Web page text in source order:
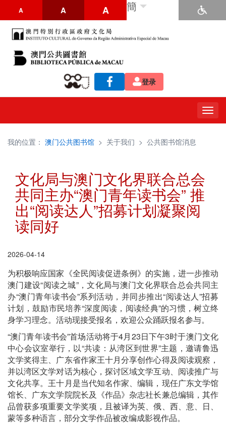
A A A 簡
登录
我的位置： 澳门公共图书馆 > 关于我们 > 公共图书馆消息
文化局与澳门文化界联合总会
共同主办“澳门青年读书会” 推
出“阅读达人”招募计划凝聚阅
读同好
2026-04-14
为积极响应国家《全民阅读促进条例》的实施，进一步推动
澳门建设“阅读之城”，文化局与澳门文化界联合总会共同主
办“澳门青年读书会”系列活动，并同步推出“阅读达人”招募
计划，鼓励市民培养“深度阅读，阅读经典”的习惯，树立终
身学习理念。活动现接受报名，欢迎公众踊跃报名参与。
“澳门青年读书会”首场活动将于4月23日下午3时于澳门文化
中心会议室举行，以“共读：从湾区到世界”主题，邀请鲁迅
文学奖得主、广东省作家王十月分享创作心得及阅读观察，
并以湾区文学对话为核心，探讨区域文学互动、阅读推广与
文化共享。王十月是当代知名作家、编辑，现任广东文学馆
馆长、广东文学院院长及《作品》杂志社长兼总编辑，其作
品曾获多项重要文学奖项，且被译为英、俄、西、意、日、
蒙等多种语言，部分文学作品被改编成影视作品。